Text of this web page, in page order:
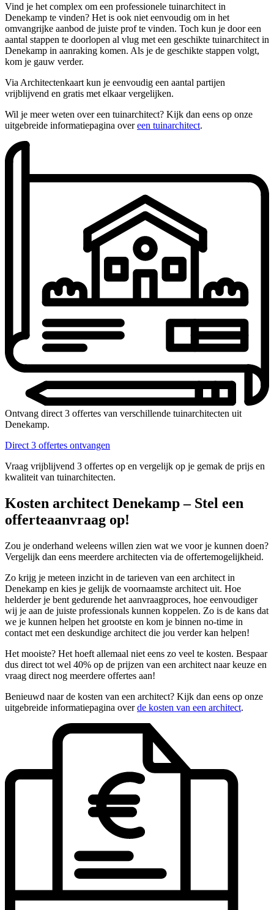
Vind je het complex om een professionele tuinarchitect in
Denekamp te vinden? Het is ook niet eenvoudig om in het
omvangrijke aanbod de juiste prof te vinden. Toch kun je door een
aantal stappen te doorlopen al vlug met een geschikte tuinarchitect in
Denekamp in aanraking komen. Als je de geschikte stappen volgt,
kom je gauw verder.
Via Architectenkaart kun je eenvoudig een aantal partijen
vrijblijvend en gratis met elkaar vergelijken.
Wil je meer weten over een tuinarchitect? Kijk dan eens op onze
uitgebreide informatiepagina overeen tuinarchitect.
Ontvang direct 3 offertes van verschillende tuinarchitecten uit
Denekamp.
Direct 3 offertes ontvangen
Vraag vrijblijvend 3 offertes op en vergelijk op je gemak de prijs en
kwaliteit van tuinarchitecten.
Kosten architect Denekamp – Stel een
offerteaanvraag op!
Zou je onderhand weleens willen zien wat we voor je kunnen doen?
Vergelijk dan eens meerdere architecten via de offertemogelijkheid.
Zo krijg je meteen inzicht in de tarieven van een architect in
Denekamp en kies je gelijk de voornaamste architect uit. Hoe
helderder je bent gedurende het aanvraagproces, hoe eenvoudiger
wij je aan de juiste professionals kunnen koppelen. Zo is de kans dat
we je kunnen helpen het grootste en kom je binnen no-time in
contact met een deskundige architect die jou verder kan helpen!
Het mooiste? Het hoeft allemaal niet eens zo veel te kosten. Bespaar
dus direct tot wel 40% op de prijzen van een architect naar keuze en
vraag direct nog meerdere offertes aan!
Benieuwd naar de kosten van een architect? Kijk dan eens op onze
uitgebreide informatiepagina overde kosten van een architect.